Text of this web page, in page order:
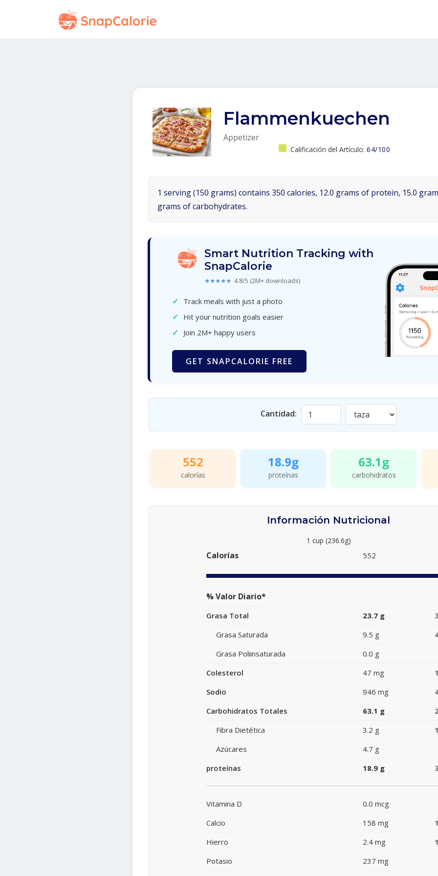
Flammenkuechen
Appetizer
Calificación del Artículo: 64/100
1 serving (150 grams) contains 350 calories, 12.0 grams of protein, 15.0
grams of carbohydrates.
Smart Nutrition Tracking with
SnapCalorie
★★★★★ 4.8/5 (2M+ downloads)
✓ Track meals with just a photo
✓ Hit your nutrition goals easier
✓ Join 2M+ happy users
GET SNAPCALORIE FREE
Cantidad:
552
calorías
18.9g
proteínas
63.1g
carbohidratos
Información Nutricional
1 cup (236.6g)
Calorías 552
% Valor Diario*
Grasa Total 23.7 g
Grasa Saturada
9.5 g
Grasa Poliinsaturada
0.0 g
Colesterol
47 mg
Sodio
946 mg
Carbohidratos Totales
63.1 g
Fibra Dietética
3.2 g
Azúcares
4.7 g
proteínas
18.9 g
Vitamina D
0.0 mcg
Calcio
158 mg
Hierro
2.4 mg
Potasio
237 mg